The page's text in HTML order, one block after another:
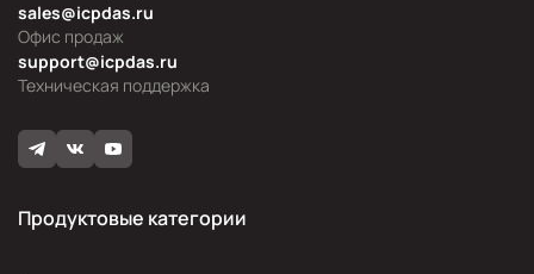
Офис продаж
sales@icpdas.ru
Техническая поддержка
support@icpdas.ru
Продуктовые категории